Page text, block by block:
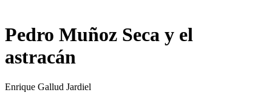
Pedro Muñoz Seca y el
astracán
Enrique Gallud Jardiel